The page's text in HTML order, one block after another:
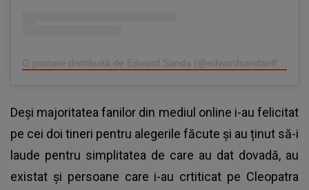
Deși majoritatea fanilor din mediul online i-au felicitat
pe cei doi tineri pentru alegerile făcute și au ținut să-i
laude pentru simplitatea de care au dat dovadă, au
existat și persoane care i-au crtiticat pe Cleopatra